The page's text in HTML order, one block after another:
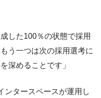
した100％の状態で採用
う一つは次の採用選考に
深めることです」
ンタースペースが運用し